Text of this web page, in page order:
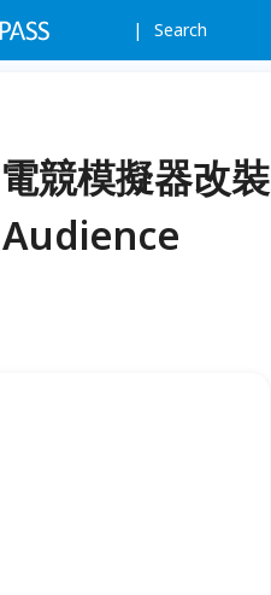
Search
競模擬器改裝
Audience